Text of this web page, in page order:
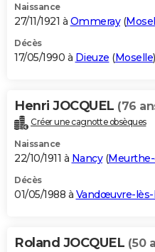
Naissance
27/11/1921 à Ommeray(
Décès
17/05/1990 à Dieuze (Moselle)
Henri JOCQUEL (76
Créer une cagnotte obsèques
Naissance
22/10/1911 à Nancy(
Décès
01/05/1988 à Vandœuvre-lès-
Roland JOCQUEL (50